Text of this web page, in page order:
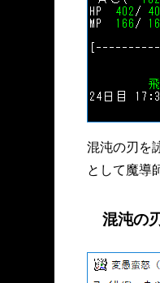
混沌の刃を
として魔導
混沌の